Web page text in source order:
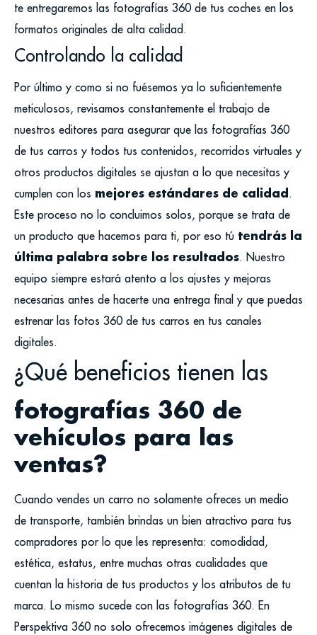
te entregaremos las fotografías 360 de tus coches en los
formatos originales de alta calidad.
Controlando la calidad
Por último y como si no fuésemos ya lo suficientemente
meticulosos, revisamos constantemente el trabajo de
nuestros editores para asegurar que las fotografías 360
de tus carros y todos tus contenidos, recorridos virtuales y
otros productos digitales se ajustan a lo que necesitas y
cumplen con los mejores estándares de calidad .
Este proceso no lo concluimos solos, porque se trata de
un producto que hacemos para ti, por eso tú tendrás la
última palabra sobre los resultados. Nuestro
equipo siempre estará atento a los ajustes y mejoras
necesarias antes de hacerte una entrega final y que puedas
estrenar las fotos 360 de tus carros en tus canales
digitales.
¿Qué beneficios tienen las
fotografías 360 de
vehículos para las
ventas?
Cuando vendes un carro no solamente ofreces un medio
de transporte, también brindas un bien atractivo para tus
compradores por lo que les representa: comodidad,
estética, estatus, entre muchas otras cualidades que
cuentan la historia de tus productos y los atributos de tu
marca. Lo mismo sucede con las fotografías 360. En
Perspektiva 360 no solo ofrecemos imágenes digitales de